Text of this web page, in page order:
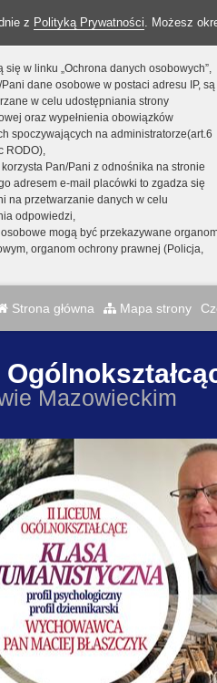
z Polityką Prywatności. Możesz
się w linku „Ochrona danych osobowych”,
dane osobowe w postaci adresu IP, są
w celu udostępniania strony
oraz wypełnienia obowiązków
spoczywających na administratorze(art.6
RODO),
Pan/Pani z odnośnika na stronie
adresem e-mail placówki to zgadza się
na przetwarzanie danych w celu
odpowiedzi,
mogą być przekazywane
organom ochrony prawnej (Policja,
Strona główna Mapa strony
Mazowieckim